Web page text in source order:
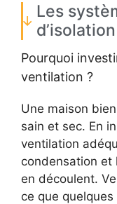
Les
Pourquoi
ventilation ?
Une maison
sain et sec. En
ventilation
condensation et
en découlent.
ce que